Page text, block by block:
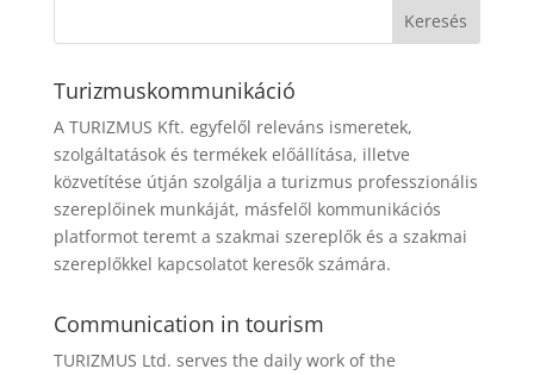
Turizmuskommunikáció
A TURIZMUS Kft. egyfelől releváns ismeretek,
szolgáltatások és termékek előállítása, illetve
közvetítése útján szolgálja a turizmus professzionális
szereplőinek munkáját, másfelől kommunikációs
platformot teremt a szakmai szereplők és a szakmai
szereplőkkel kapcsolatot keresők számára.
Communication in tourism
TURIZMUS Ltd. serves the daily work of the